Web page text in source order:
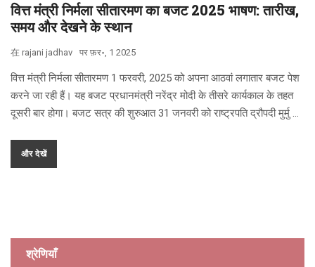
वित्त मंत्री निर्मला सीतारमण का बजट 2025 भाषण: तारीख,
समय और देखने के स्थान
在 rajani jadhav पर फ़र॰, 1 2025
वित्त मंत्री निर्मला सीतारमण 1 फरवरी, 2025 को अपना आठवां लगातार बजट पेश
करने जा रही हैं। यह बजट प्रधानमंत्री नरेंद्र मोदी के तीसरे कार्यकाल के तहत
दूसरी बार होगा। बजट सत्र की शुरुआत 31 जनवरी को राष्ट्रपति द्रौपदी मुर्मु के
प्रधानमंत्री ने इसके माध्यम से गरीबों और मध्यम वर्ग के लिए विशेष प्रावधानों की
ओर संकेत किया है।
और देखें
श्रेणियाँ